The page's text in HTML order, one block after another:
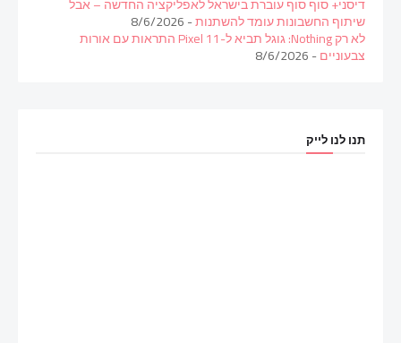
שיתוף החשבונות עומד להשתנות- 8/6/2026
לא רק Nothing: גוגל תביא ל-Pixel 11 התראות עם אורות
צבעוניים- 8/6/2026
תנו לנו לייק